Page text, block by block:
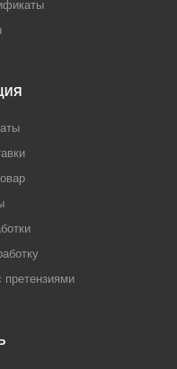
претензиями